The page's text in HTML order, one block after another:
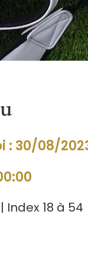
: 30/08/
Index 18 à 54